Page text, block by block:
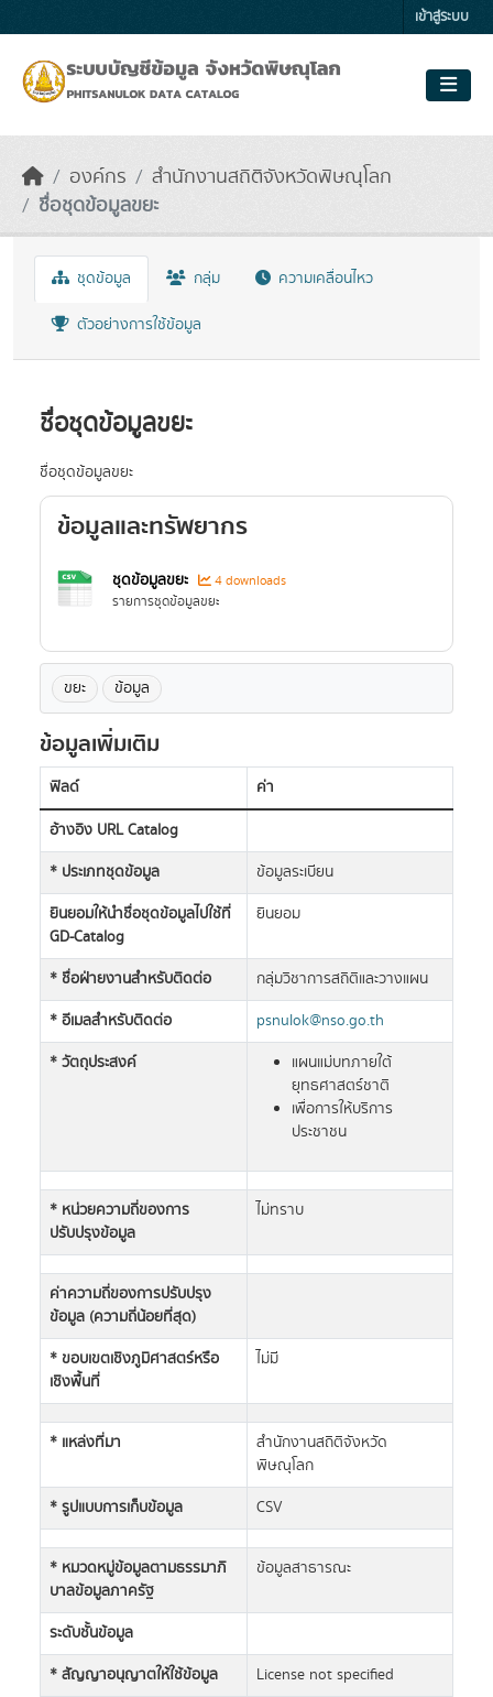
เข้าสู่ระบบ
องค์กร
สำนักงานสถิติจังหวัดพิษณุโลก
ชื่อชุดข้อมูลขยะ
ชุดข้อมูล กลุ่ม ความเคลื่อนไหว
ตัวอย่างการใช้ข้อมูล
ชื่อชุดข้อมูลขยะ
ชื่อชุดข้อมูลขยะ
ข้อมูลและทรัพยากร
ชุดข้อมูลขยะ
4 downloads
รายการชุดข้อมูลขยะ
ขยะ ข้อมูล
ข้อมูลเพิ่มเติม
ฟิลด์
ค่า
อ้างอิง URL Catalog
* ประเภทชุดข้อมูล
ข้อมูลระเบียน
ยินยอมให้นำชื่อชุดข้อมูลไปใช้ที่
GD-Catalog
ยินยอม
* ชื่อฝ่ายงานสำหรับติดต่อ
กลุ่มวิชาการสถิติและวางแผน
* อีเมลสำหรับติดต่อ
psnulok@nso.go.th
* วัตถุประสงค์
แผนแม่บทภายใต้
ยุทธศาสตร์ชาติ
เพื่อการให้บริการ
ประชาชน
* หน่วยความถี่ของการ
ปรับปรุงข้อมูล
ไม่ทราบ
ค่าความถี่ของการปรับปรุง
ข้อมูล (ความถี่น้อยที่สุด)
* ขอบเขตเชิงภูมิศาสตร์หรือ
เชิงพื้นที่
ไม่มี
* แหล่งที่มา
สำนักงานสถิติจังหวัด
พิษณุโลก
* รูปแบบการเก็บข้อมูล
CSV
* หมวดหมู่ข้อมูลตามธรรมาภิ
บาลข้อมูลภาครัฐ
ข้อมูลสาธารณะ
ระดับชั้นข้อมูล
* สัญญาอนุญาตให้ใช้ข้อมูล
License not specified